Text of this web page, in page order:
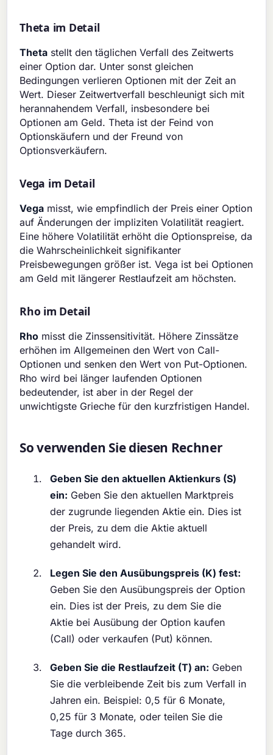
Theta im Detail
Theta stellt den täglichen Verfall des Zeitwerts
einer Option dar. Unter sonst gleichen
Bedingungen verlieren Optionen mit der Zeit an
Wert. Dieser Zeitwertverfall beschleunigt sich mit
herannahendem Verfall, insbesondere bei
Optionen am Geld. Theta ist der Feind von
Optionskäufern und der Freund von
Optionsverkäufern.
Vega im Detail
Vega misst, wie empfindlich der Preis einer Option
auf Änderungen der impliziten Volatilität reagiert.
Eine höhere Volatilität erhöht die Optionspreise, da
die Wahrscheinlichkeit signifikanter
Preisbewegungen größer ist. Vega ist bei Optionen
am Geld mit längerer Restlaufzeit am höchsten.
Rho im Detail
Rho misst die Zinssensitivität. Höhere Zinssätze
erhöhen im Allgemeinen den Wert von Call-
Optionen und senken den Wert von Put-Optionen.
Rho wird bei länger laufenden Optionen
bedeutender, ist aber in der Regel der
unwichtigste Grieche für den kurzfristigen Handel.
So verwenden Sie diesen Rechner
Geben Sie den aktuellen Aktienkurs (S)
ein: Geben Sie den aktuellen Marktpreis
der zugrunde liegenden Aktie ein. Dies ist
der Preis, zu dem die Aktie aktuell
gehandelt wird.
Legen Sie den Ausübungspreis (K) fest:
Geben Sie den Ausübungspreis der Option
ein. Dies ist der Preis, zu dem Sie die
Aktie bei Ausübung der Option kaufen
(Call) oder verkaufen (Put) können.
Geben Sie die Restlaufzeit (T) an: Geben
Sie die verbleibende Zeit bis zum Verfall in
Jahren ein. Beispiel: 0,5 für 6 Monate,
0,25 für 3 Monate, oder teilen Sie die
Tage durch 365.